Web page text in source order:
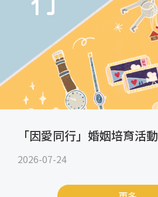
「因愛同行」婚姻培育活動
2026-07-24